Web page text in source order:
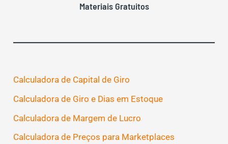
Materiais Gratuitos
Calculadora de Capital de Giro
Calculadora de Giro e Dias em Estoque
Calculadora de Margem de Lucro
Calculadora de Preços para Marketplaces